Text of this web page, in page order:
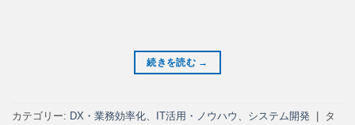
続きを読む →
カテゴリー: DX・業務効率化、 IT活用・ノウハウ 、 システム開発
タ